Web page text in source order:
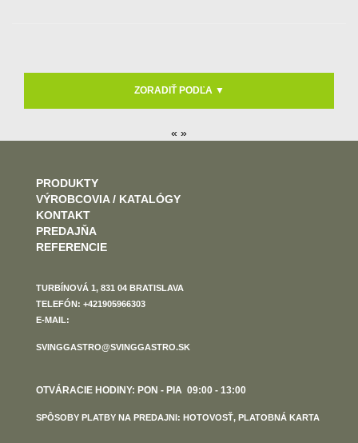
ZORADIŤ PODĽA ▼
« »
PRODUKTY
VÝROBCOVIA / KATALÓGY
KONTAKT
PREDAJŇA
REFERENCIE
TURBÍNOVÁ 1, 831 04 BRATISLAVA
TELEFÓN: +421905966303
E-MAIL:
SVINGGASTRO@SVINGGASTRO.SK
OTVÁRACIE HODINY: PON - PIA 09:00 - 13:00
SPÔSOBY PLATBY NA PREDAJNI: HOTOVOSŤ, PLATOBNÁ KARTA